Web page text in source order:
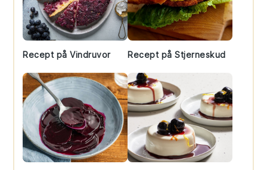
Recept på Vindruvor Recept på Stjerneskud